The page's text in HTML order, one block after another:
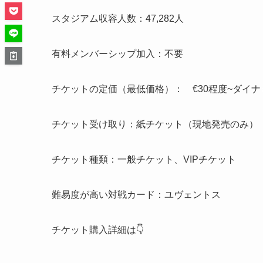
スタジアム収容人数：47,282人
有料メンバーシップ加入：不要
チケットの定価（最低価格）： €30程度~ダイナ
チケット受け取り：紙チケット（現地発売のみ）
チケット種類：一般チケット、VIPチケット
難易度が高い対戦カード：ユヴェントス
チケット購入詳細は👇